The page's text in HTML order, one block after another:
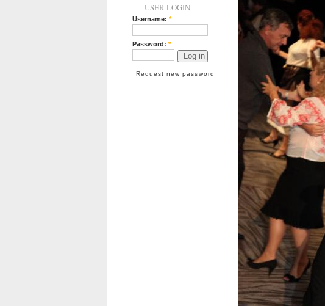
USER LOGIN
Username: *
Password: *
Request new password